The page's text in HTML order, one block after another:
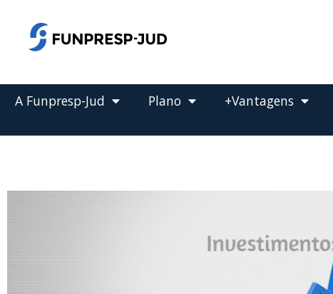
Pular
conteúdo
A Funpresp-Jud Plano +Vantagens